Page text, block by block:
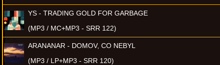
YS - TRADING GOLD FOR GARBAGE
(MP3 / MC+MP3 - SRR 122)
ARANANAR - DOMOV, CO NEBYL
(MP3 / LP+MP3 - SRR 120)